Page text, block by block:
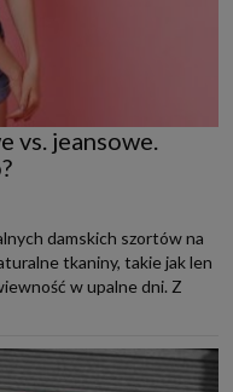
vs. jeansowe.
damskich szortów na
tkaniny, takie jak len
w upalne dni. Z